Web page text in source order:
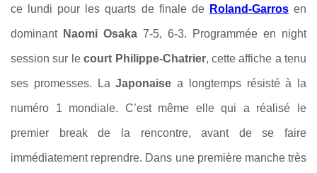
ce lundi pour les quarts de finale de Roland-Garrosen
dominant Naomi Osaka 7-5, 6-3. Programmée en night
session sur lecourt Philippe-Chatrier, cette affiche a tenu
ses promesses. LaJaponaise a longtemps résisté à la
numéro 1 mondiale. C’est même elle qui a réalisé le
premier break de la rencontre, avant de se faire
immédiatement reprendre. Dans une première manche très